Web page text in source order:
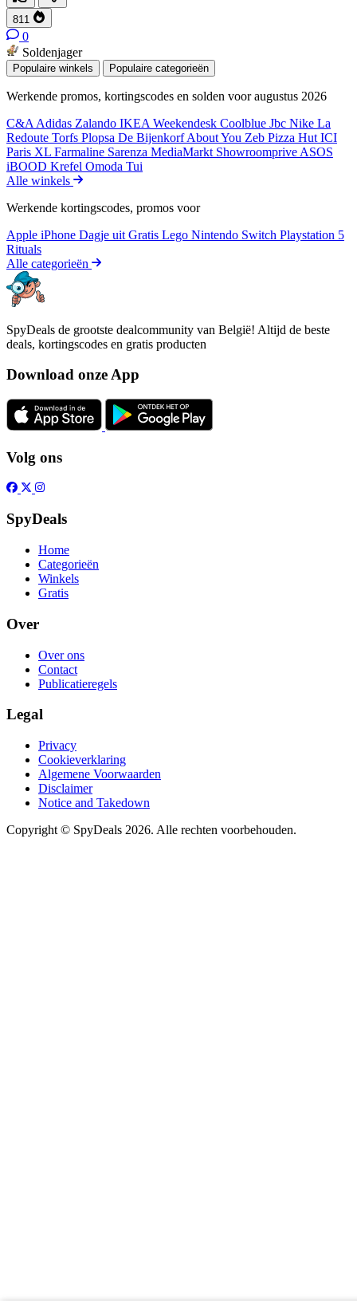
811
0
Soldenjager
Populaire winkels Populaire categorieën
Werkende promos, kortingscodes en solden voor augustus 2026
C&A Adidas Zalando IKEA Weekendesk Coolblue Jbc Nike La
Redoute Torfs Plopsa De BijenkorfAbout You Zeb Pizza Hut ICI
Paris XL Farmaline Sarenza MediaMarkt Showroomprive ASOS
iBOOD Krefel Omoda Tui
Alle winkels
Werkende kortingscodes, promos voor
Apple iPhone Dagje uit Gratis Lego Nintendo Switch Playstation 5
Rituals
Alle categorieën
SpyDeals de grootste dealcommunity van België! Altijd de beste
deals, kortingscodes en gratis producten
Download onze App
Volg ons
SpyDeals
Home
Categorieën
Winkels
Gratis
Over
Over ons
Contact
Publicatieregels
Legal
Privacy
Cookieverklaring
Algemene Voorwaarden
Disclaimer
Notice and Takedown
Copyright © SpyDeals 2026. Alle rechten voorbehouden.